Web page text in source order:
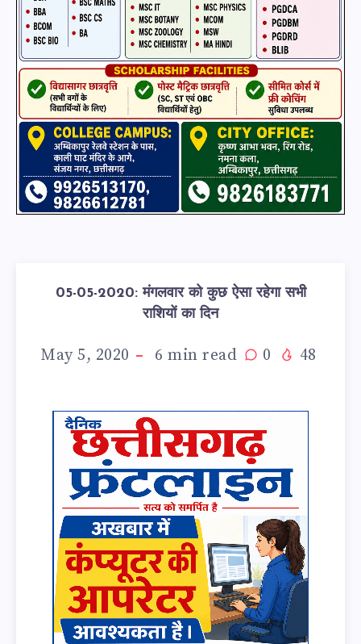
05-05-2020: मंगलवार को कुछ ऐसा रहेगा सभी
राशियों का दिन
May 5, 2020 6 min read 0 48